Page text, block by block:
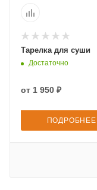
Тарелка для суши
Достаточно
от 1 950 ₽
ПОДРОБНЕЕ